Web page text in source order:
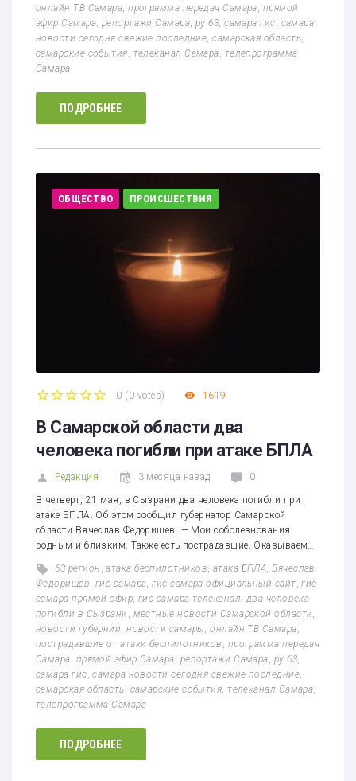
онлайн ТВ Самара,программа передач Самара, прямой
эфир Самара, репортажи Самара, ру 63,самара гис, самара
новости сегодня свежие последние,самарская область,
самарские события, телеканал Самара, телепрограмма
Самара
ПОДРОБНЕЕ
ОБЩЕСТВО ПРОИСШЕСТВИЯ
0 ( 0 votes) 1619
В Самарской области два
человека погибли при атаке БПЛА
Редакция 3 месяца назад 0
В четверг, 21 мая, в Сызрани два человека погибли при
атаке БПЛА. Об этом сообщил губернатор Самарской
области Вячеслав Федорищев. — Мои соболезнования
родным и близким. Также есть пострадавшие. Оказываем…
63 регион ,атака беспилотников, атака БПЛА,Вячеслав
Федорищев, гис самара,гис самара официальный сайт,гис
самара прямой эфир,гис самара телеканал, два человека
погибли в Сызрани , местные новости Самарской области,
новости губернии,новости самары,онлайн ТВ Самара,
пострадавшие от атаки беспилотников , программа передач
Самара, прямой эфир Самара, репортажи Самара, ру 63,
самара гис,самара новости сегодня свежие последние,
самарская область, самарские события,телеканал Самара,
телепрограмма Самара
ПОДРОБНЕЕ